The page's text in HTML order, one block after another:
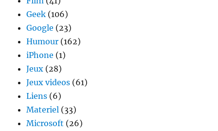
Geek (106)
Google (23)
Humour (162)
iPhone (1)
Jeux (28)
Jeux videos (61)
Liens (6)
Materiel (33)
Microsoft (26)